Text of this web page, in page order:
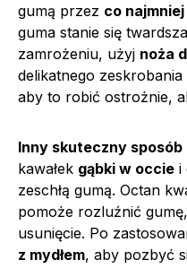
gumą przez co
guma stanie się
zamrożeniu, użyj noża
delikatnego
aby to robić ostrożnie,
Inny skuteczny sposób
kawałek gąbki w occie i
zeschłą gumą. Octan
pomoże rozluźnić
usunięcie. Po
z mydłem, aby pozbyć